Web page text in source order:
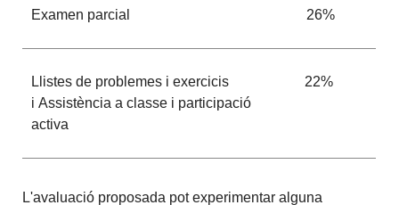
Examen parcial 26%
Llistes de problemes i exercicis
i Assistència a classe i participació
activa
22%
L'avaluació proposada pot experimentar alguna